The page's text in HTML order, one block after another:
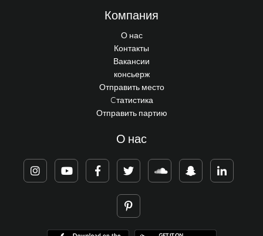
Компания
О нас
Контакты
Вакансии
консьерж
Отправить место
Cтатистика
Отправить партию
О нас